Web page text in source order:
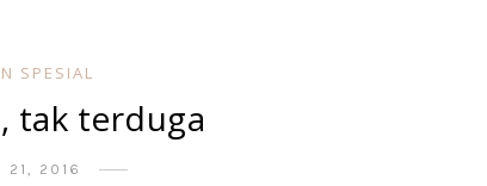
SPESIAL
tak terduga
21, 2016